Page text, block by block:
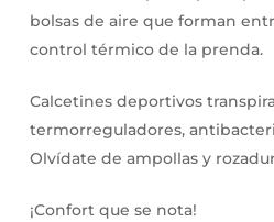
bolsas de aire que forman
control térmico de la prenda.
Calcetines deportivos
termorreguladores,
Olvídate de ampollas y
¡Confort que se nota!